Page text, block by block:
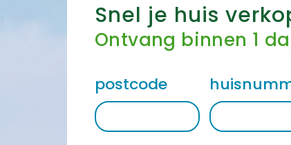
Snel je huis
Ontvang binnen 1
postcode